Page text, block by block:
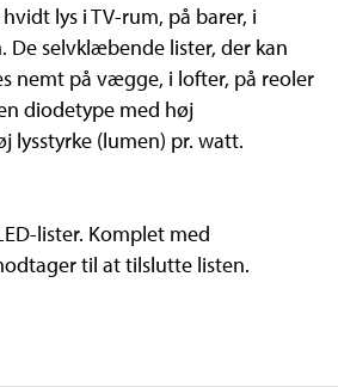
lys i TV-rum, på barer, i
selvklæbende lister, der kan
nemt på vægge, i lofter, på reoler
diodetype med høj
lysstyrke (lumen) pr. watt.
lister. Komplet med
til at tilslutte listen.